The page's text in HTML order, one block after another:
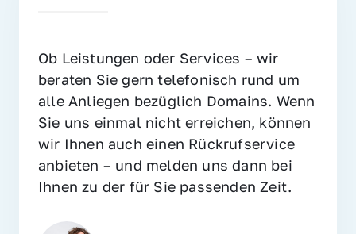
Ob Leistungen oder Services – wir
beraten Sie gern telefonisch rund um
alle Anliegen bezüglich Domains. Wenn
Sie uns einmal nicht erreichen, können
wir Ihnen auch einen Rückrufservice
anbieten – und melden uns dann bei
Ihnen zu der für Sie passenden Zeit.